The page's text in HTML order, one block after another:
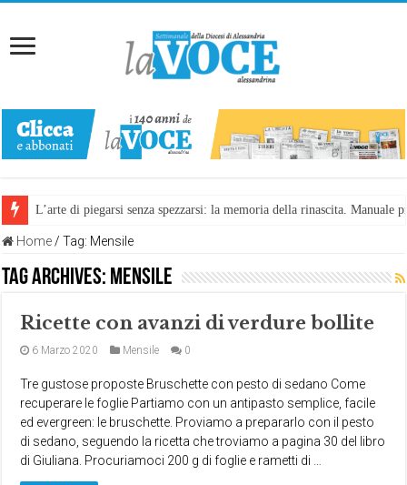
L’arte di piegarsi senza spezzarsi: la memoria della rinascita.
Home / Tag: Mensile
Tag Archives: Mensile
Ricette con avanzi di verdure bollite
6 Marzo 2020 Mensile 0
Tre gustose proposte Bruschette con pesto di sedano Come
recuperare le foglie Partiamo con un antipasto semplice, facile
ed evergreen: le bruschette. Proviamo a prepararlo con il pesto
di sedano, seguendo la ricetta che troviamo a pagina 30 del libro
di Giuliana. Procuriamoci 200 g di foglie e rametti di …